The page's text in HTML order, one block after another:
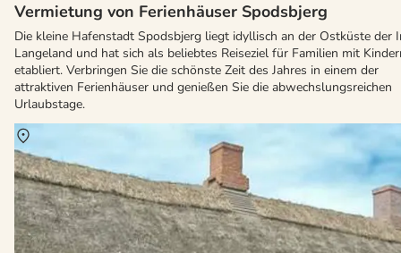
Vermietung von Ferienhäuser Spodsbjerg
Die kleine Hafenstadt Spodsbjerg liegt idyllisch an der Ostküste der
Langeland und hat sich als beliebtes Reiseziel für Familien mit
etabliert. Verbringen Sie die schönste Zeit des Jahres in einem der
attraktiven Ferienhäuser und genießen Sie die abwechslungsreichen
Urlaubstage.